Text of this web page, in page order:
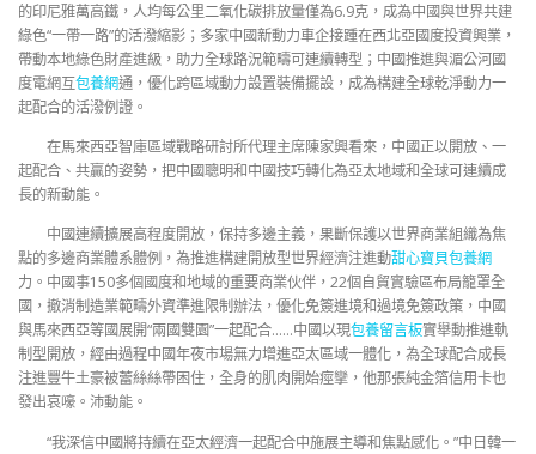
的印尼雅萬高鐵，人均每公里二氧化碳排放量僅為6.9克，成為中國與世界共建
綠色“一帶一路”的活潑縮影；多家中國新動力車企接踵在西北亞國度投資興業，
帶動本地綠色財產進級，助力全球路況範疇可連續轉型；中國推進與湄公河國
度電網互包養網通，優化跨區域動力設置裝備擺設，成為構建全球乾淨動力一
起配合的活潑例證。
在馬來西亞智庫區域戰略研討所代理主席陳家興看來，中國正以開放、一
起配合、共贏的姿勢，把中國聰明和中國技巧轉化為亞太地域和全球可連續成
長的新動能。
中國連續擴展高程度開放，保持多邊主義，果斷保護以世界商業組織為焦
點的多邊商業體系體例，為推進構建開放型世界經濟注進動甜心寶貝包養網
力。中國事150多個國度和地域的重要商業伙伴，22個自貿實驗區布局籠罩全
國，撤消制造業範疇外資準進限制辦法，優化免簽進境和過境免簽政策，中國
與馬來西亞等國展開“兩國雙園”一起配合……中國以現包養留言板實舉動推進軌
制型開放，經由過程中國年夜市場無力增進亞太區域一體化，為全球配合成長
注進豐牛土豪被蕾絲絲帶困住，全身的肌肉開始痙攣，他那張純金箔信用卡也
發出哀嚎。沛動能。
“我深信中國將持續在亞太經濟一起配合中施展主導和焦點感化。”中日韓一